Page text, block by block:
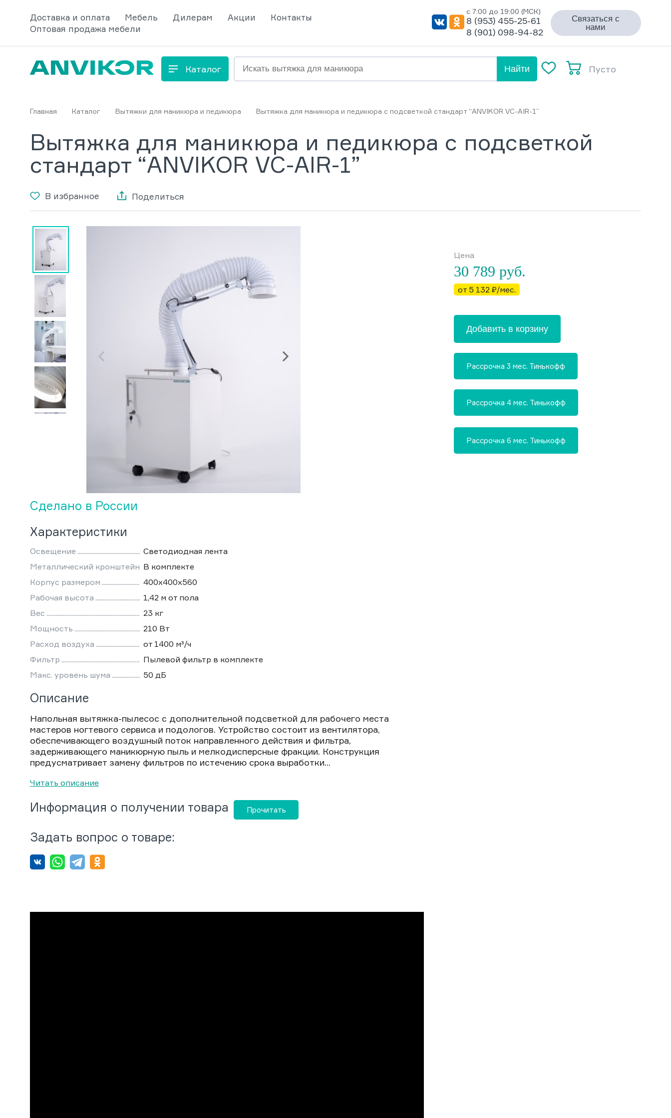
Доставка и оплата Мебель Дилерам Акции
Контакты
Оптовая продажа мебели
с 7:00 до 19:00 (МСК)
8 (953) 455-25-61
8 (901) 098-94-82
Связаться с
нами
Каталог Найти Пусто
Главная Каталог Вытяжки для маникюра и педикюра Вытяжка для маникюра и педикюра с подсветкой стандарт “ANVIKOR VC-AIR-1”
Вытяжка для маникюра и педикюра с подсветкой
стандарт “ANVIKOR VC-AIR-1”
В избранное Поделиться
Сделано в России
Характеристики
Освещение
Светодиодная лента
Металлический кронштейн В комплекте
Корпус размером
400х400х560
Рабочая высота
1,42 м от пола
Вес
23 кг
Мощность
210 Вт
Расход воздуха
от 1400 м³/ч
Фильтр
Пылевой фильтр в комплекте
Макс. уровень шума
50 дБ
Описание
Напольная вытяжка-пылесос с дополнительной подсветкой для рабочего места
мастеров ногтевого сервиса и подологов. Устройство состоит из вентилятора,
обеспечивающего воздушный поток направленного действия и фильтра,
задерживающего маникюрную пыль и мелкодисперсные фракции. Конструкция
предусматривает замену фильтров по истечению срока выработки...
Читать описание
Информация о получении товара Прочитать
Задать вопрос о товаре:
Цена
30 789 руб.
от 5 132 ₽/мес.
Добавить в корзину
Рассрочка 3 мес. Тинькофф
Рассрочка 4 мес. Тинькофф
Рассрочка 6 мес. Тинькофф